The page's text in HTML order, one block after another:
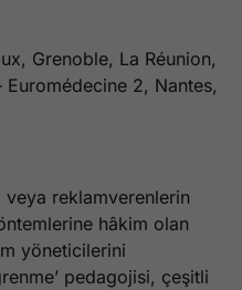
Grenoble, La Réunion,
2, Nantes,
veya reklamverenlerin
hâkim olan
yöneticilerini
pedagojisi, çeşitli